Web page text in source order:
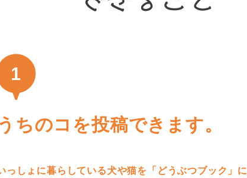
1
ちのコを投稿できます。
っしょに暮らしている犬や猫を「どうぶつブック」に